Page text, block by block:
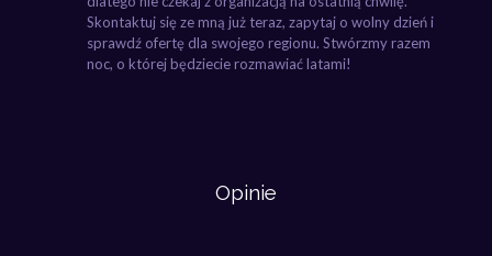
Skontaktuj się ze mną już teraz, zapytaj o wolny dzień i
sprawdź ofertę dla swojego regionu. Stwórzmy razem
noc, o której będziecie rozmawiać latami!
Opinie